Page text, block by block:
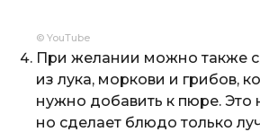
© YouTube
При желании можно также
из лука, моркови и грибов,
нужно добавить к пюре. Это
но сделает блюдо только